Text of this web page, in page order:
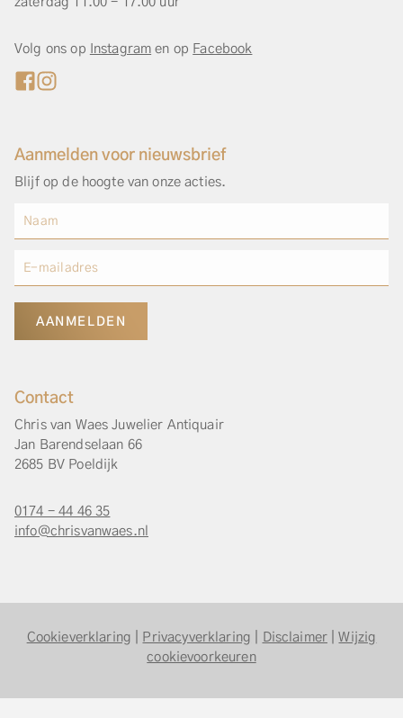
Volg ons op Instagram en op Facebook
Aanmelden voor nieuwsbrief
Blijf op de hoogte van onze acties.
AANMELDEN
Contact
Chris van Waes Juwelier Antiquair
Jan Barendselaan 66
2685 BV Poeldijk
0174 - 44 46 35
info@chrisvanwaes.nl
Cookieverklaring Privacyverklaring Disclaimer |Wijzig
cookievoorkeuren